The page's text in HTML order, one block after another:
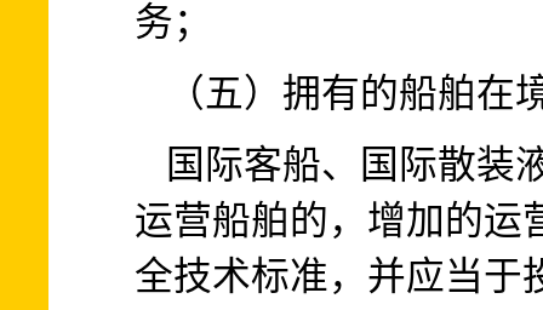
务；
（五）拥有的船舶在
国际客船、国际散装
运营船舶的，增加的运
全技术标准，并应当于